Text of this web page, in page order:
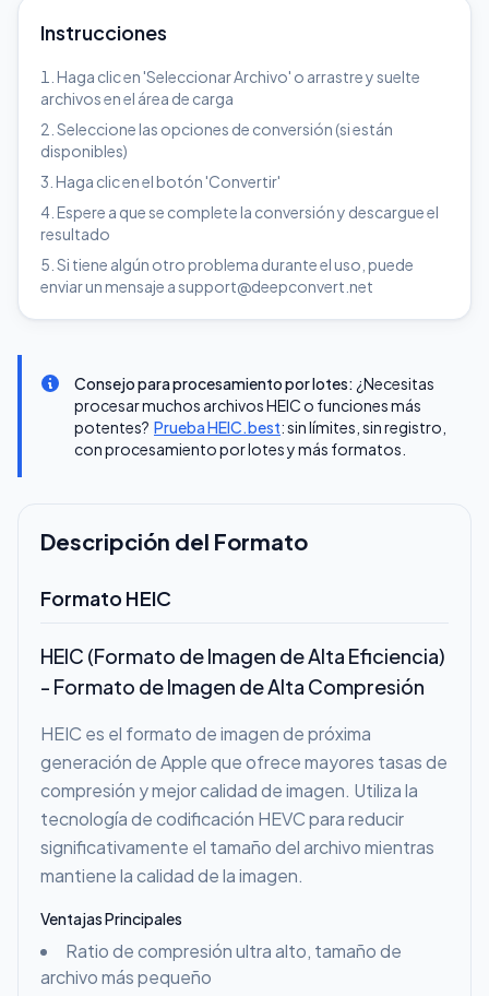
Instrucciones
Haga clic en 'Seleccionar Archivo' o arrastre y suelte
archivos en el área de carga
Seleccione las opciones de conversión (si están
disponibles)
Haga clic en el botón 'Convertir'
Espere a que se complete la conversión y descargue el
resultado
Si tiene algún otro problema durante el uso, puede
enviar un mensaje a support@deepconvert.net
Consejo para procesamiento por lotes: ¿Necesitas
procesar muchos archivos HEIC o funciones más
potentes? Prueba HEIC.best: sin límites, sin registro,
con procesamiento por lotes y más formatos.
Descripción del Formato
Formato HEIC
HEIC (Formato de Imagen de Alta Eficiencia)
- Formato de Imagen de Alta Compresión
HEIC es el formato de imagen de próxima
generación de Apple que ofrece mayores tasas de
compresión y mejor calidad de imagen. Utiliza la
tecnología de codificación HEVC para reducir
significativamente el tamaño del archivo mientras
mantiene la calidad de la imagen.
Ventajas Principales
Ratio de compresión ultra alto, tamaño de
archivo más pequeño